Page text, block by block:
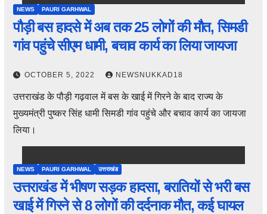
NEWS PAURI GARHWAL
पौड़ी बस हादसे में अब तक 25 लोगों की मौत, सिमडी
गांव पहुंचे सीएम धामी, बचाव कार्य का लिया जायजा
OCTOBER 5, 2022 NEWSNUKKAD18
उत्तराखंड के पौड़ी गढ़वाल में बस के खाई में गिरने के बाद राज्य के
मुख्यमंत्री पुष्कर सिंह धामी सिमडी गांव पहुंचे और बचाव कार्य का जायजा
लिया।
NEWS PAURI GARHWAL उत्तराखंड
उत्तराखंड में भीषण सड़क हादसा, बरातियों से भरी बस
खाई में गिरने से 8 लोगों की दर्दनाक मौत, कई घायल